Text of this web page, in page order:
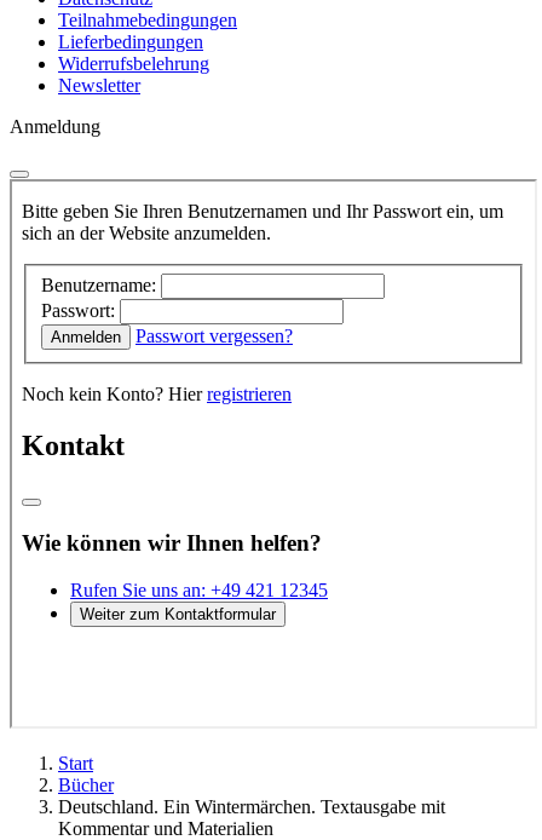
Teilnahmebedingungen
Lieferbedingungen
Widerrufsbelehrung
Newsletter
Anmeldung
Start
Bücher
Deutschland. Ein Wintermärchen. Textausgabe mit
Kommentar und Materialien